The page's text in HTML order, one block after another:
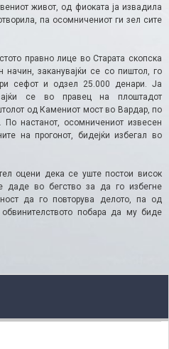
живот, од фиоката ја извадила
па осомничениот ги зел сите
правно лице во Старата скопска
начин, заканувајќи се со пиштол, го
сефот и одзел 25.000 денари. Ја
се во правец на плоштадот
од Камениот мост во Вардар, по
настанот, осомничениот извесен
на прогонот, бидејќи избегал во
оцени дека се уште постои висок
даде во бегство за да го избегне
да го повторува делото, па од
обвинителството побара да му биде